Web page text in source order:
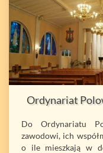
Ordynariat
Do Ordynariatu
zawodowi, ich
o ile mieszkają w